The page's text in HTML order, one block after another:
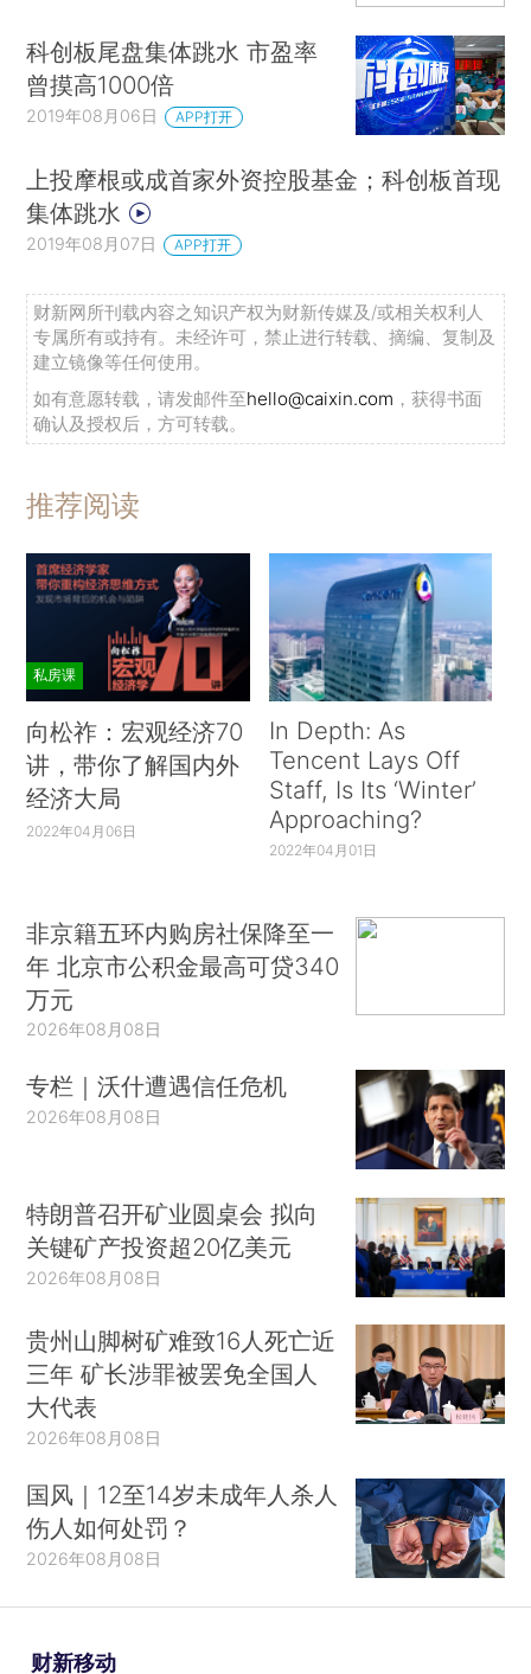
科创板尾盘集体跳水 市盈率
曾摸高1000倍
2019年08月06日 APP打开
上投摩根或成首家外资控股基金；科创板首现
集体跳水
2019年08月07日 APP打开
财新网所刊载内容之知识产权为财新传媒及/或相关权利人
专属所有或持有。未经许可，禁止进行转载、摘编、复制及
建立镜像等任何使用。
如有意愿转载，请发邮件至hello@caixin.com ，获得书面
确认及授权后，方可转载。
推荐阅读
私房课
向松祚：宏观经济70
讲，带你了解国内外
经济大局
2022年04月06日
In Depth: As
Tencent Lays Off
Staff, Is Its ‘Winter’
Approaching?
2022年04月01日
非京籍五环内购房社保降至一
年 北京市公积金最高可贷340
万元
2026年08月08日
专栏｜沃什遭遇信任危机
2026年08月08日
特朗普召开矿业圆桌会 拟向
关键矿产投资超20亿美元
2026年08月08日
贵州山脚树矿难致16人死亡近
三年 矿长涉罪被罢免全国人
大代表
2026年08月08日
国风｜12至14岁未成年人杀人
伤人如何处罚？
2026年08月08日
财新移动